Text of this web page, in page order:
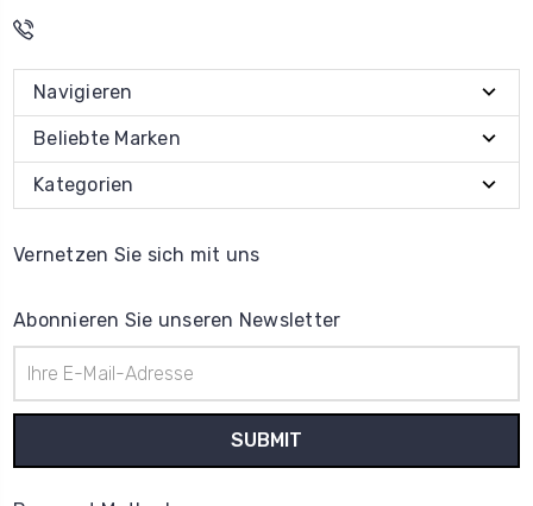
Navigieren
Beliebte Marken
Kategorien
Vernetzen Sie sich mit uns
Abonnieren Sie unseren Newsletter
Mail-
Adresse